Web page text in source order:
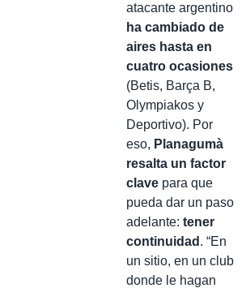
atacante argentino
ha cambiado de
aires hasta en
cuatro ocasiones
(Betis, Barça B,
Olympiakos y
Deportivo). Por
eso, Planagumà
resalta un factor
clave para que
pueda dar un paso
adelante: tener
continuidad . “En
un sitio, en un club
donde le hagan